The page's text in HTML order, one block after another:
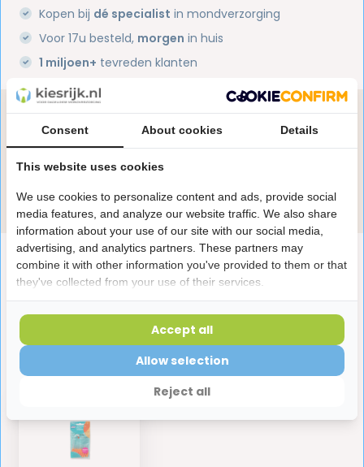
Kopen bij dé specialist in mondverzorging
Voor 17u besteld, morgen in huis
1 miljoen+ tevreden klanten
Productomschrijving
Heb je een vraag over dit product?
in de chat of stuur een e-mail.
Stuur e-mail
Laatst bekeken producten
Consent About cookies Details
This website uses cookies
We use cookies to personalize content and ads, provide social
media features, and analyze our website traffic. We also share
information about your use of our site with our social media,
advertising, and analytics partners. These partners may
combine it with other information you've provided to them or that
they've collected from your use of their services.
Reject all
Allow selection
Accept all